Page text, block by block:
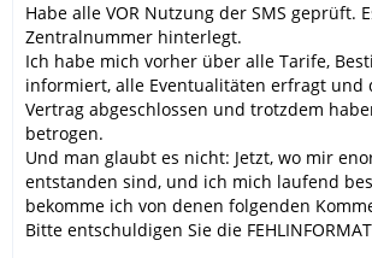
Habe alle VOR Nutzung der SMS geprüft.
Zentralnummer hinterlegt.
Ich habe mich vorher über alle Tarife,
informiert, alle Eventualitäten erfragt und
Vertrag abgeschlossen und trotzdem
betrogen.
Und man glaubt es nicht: Jetzt, wo mir
entstanden sind, und ich mich laufend
bekomme ich von denen folgenden
Bitte entschuldigen Sie die